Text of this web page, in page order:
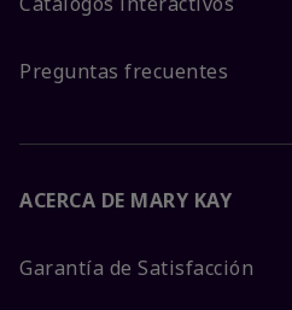
Preguntas frecuentes
ACERCA DE MARY KAY
Garantía de Satisfacción